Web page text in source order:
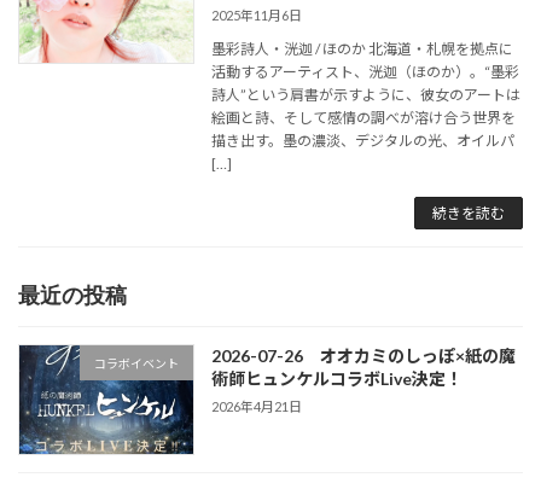
2025年11月6日
墨彩詩人・洸迦 / ほのか 北海道・札幌を拠点に
活動するアーティスト、洸迦（ほのか）。“墨彩
詩人”という肩書が示すように、彼女のアートは
絵画と詩、そして感情の調べが溶け合う世界を
描き出す。墨の濃淡、デジタルの光、オイルパ
[…]
続きを読む
最近の投稿
コラボイベント
2026-07-26 オオカミのしっぽ×紙の魔
術師ヒュンケルコラボLive決定！
2026年4月21日